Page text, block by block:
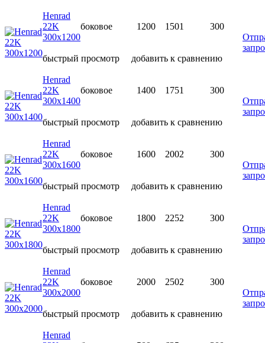
Henrad
22K
300х1200
боковое 1200 1501
300
быстрый просмотр
добавить к сравнению
Henrad
22K
300х1400
боковое 1400 1751
300
быстрый просмотр
добавить к сравнению
Henrad
22K
300х1600
боковое 1600 2002
300
быстрый просмотр
добавить к сравнению
Henrad
22K
300х1800
боковое 1800 2252
300
быстрый просмотр
добавить к сравнению
Henrad
22K
300х2000
боковое 2000 2502
300
быстрый просмотр
добавить к сравнению
Henrad